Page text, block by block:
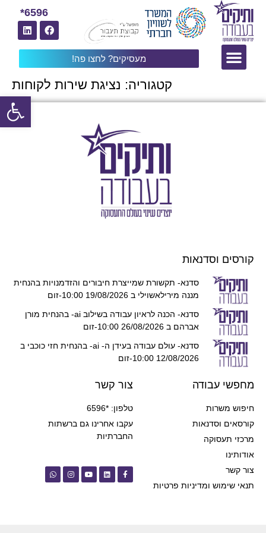
מעסיקים? לחצו פה!
6596*
קטגוריה: נציגת שירות לקוחות
קורסים וסדנאות
סדנא- תקשורת שמייצרת חיבורים והזדמנויות בהנחית
מננה מירילאשוילי ב 19/08/2026 10:00-זום
סדנא- הכנה לראיון עבודה בשילוב ai- בהנחית מורן
אברהם ב 26/08/2026 10:00-זום
סדנא- עולם עבודה בעידן ה- ai- בהנחית חזי כוכבי ב
12/08/2026 10:00-זום
מחפשי עבודה
חיפוש משרות
קורסאים וסדנאות
מרכזי תעסוקה
אודותינו
צור קשר
תנאי שימוש ומדיניות פרטיות
צור קשר
טלפון: *6596
עקבו אחרינו גם ברשתות
החברתיות